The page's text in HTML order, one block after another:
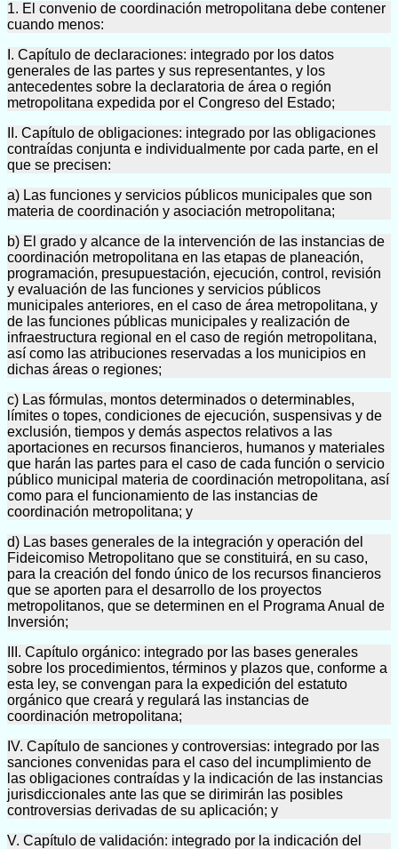
1. El convenio de coordinación metropolitana debe contener
cuando menos:
I. Capítulo de declaraciones: integrado por los datos
generales de las partes y sus representantes, y los
antecedentes sobre la declaratoria de área o región
metropolitana expedida por el Congreso del Estado;
II. Capítulo de obligaciones: integrado por las obligaciones
contraídas conjunta e individualmente por cada parte, en el
que se precisen:
a) Las funciones y servicios públicos municipales que son
materia de coordinación y asociación metropolitana;
b) El grado y alcance de la intervención de las instancias de
coordinación metropolitana en las etapas de planeación,
programación, presupuestación, ejecución, control, revisión
y evaluación de las funciones y servicios públicos
municipales anteriores, en el caso de área metropolitana, y
de las funciones públicas municipales y realización de
infraestructura regional en el caso de región metropolitana,
así como las atribuciones reservadas a los municipios en
dichas áreas o regiones;
c) Las fórmulas, montos determinados o determinables,
límites o topes, condiciones de ejecución, suspensivas y de
exclusión, tiempos y demás aspectos relativos a las
aportaciones en recursos financieros, humanos y materiales
que harán las partes para el caso de cada función o servicio
público municipal materia de coordinación metropolitana, así
como para el funcionamiento de las instancias de
coordinación metropolitana; y
d) Las bases generales de la integración y operación del
Fideicomiso Metropolitano que se constituirá, en su caso,
para la creación del fondo único de los recursos financieros
que se aporten para el desarrollo de los proyectos
metropolitanos, que se determinen en el Programa Anual de
Inversión;
III. Capítulo orgánico: integrado por las bases generales
sobre los procedimientos, términos y plazos que, conforme a
esta ley, se convengan para la expedición del estatuto
orgánico que creará y regulará las instancias de
coordinación metropolitana;
IV. Capítulo de sanciones y controversias: integrado por las
sanciones convenidas para el caso del incumplimiento de
las obligaciones contraídas y la indicación de las instancias
jurisdiccionales ante las que se dirimirán las posibles
controversias derivadas de su aplicación; y
V. Capítulo de validación: integrado por la indicación del